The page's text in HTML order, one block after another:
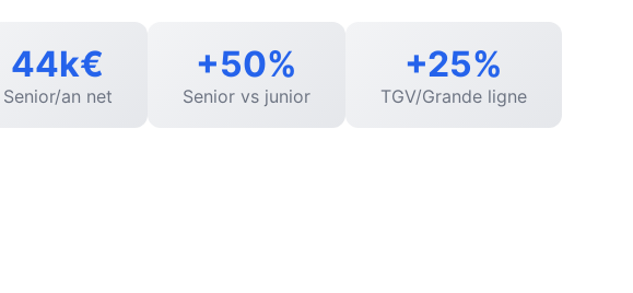
44k€
Senior/an net
+50%
Senior vs junior
+25%
TGV/Grande ligne